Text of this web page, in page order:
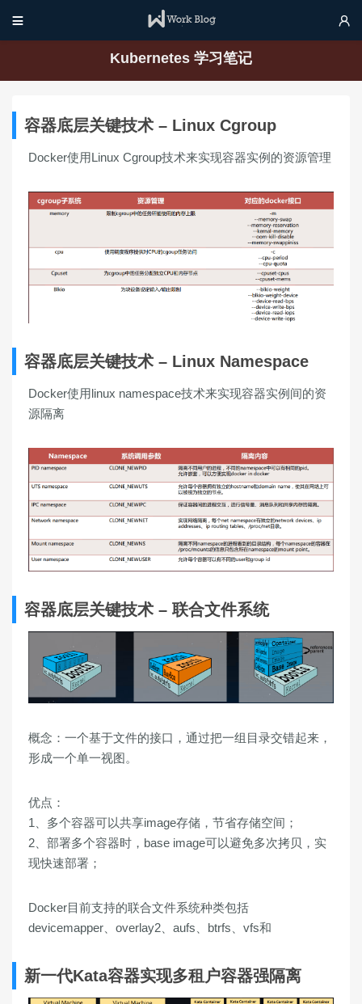
 
Kubernetes 学习笔记
容器底层关键技术 – Linux Cgroup
Docker使用Linux Cgroup技术来实现容器实例的资源管理
容器底层关键技术 – Linux Namespace
Docker使用linux namespace技术来实现容器实例间的资
源隔离
容器底层关键技术 – 联合文件系统
概念：一个基于文件的接口，通过把一组目录交错起来，
形成一个单一视图。
优点：
1、多个容器可以共享image存储，节省存储空间；
2、部署多个容器时，base image可以避免多次拷贝，实
现快速部署；
Docker目前支持的联合文件系统种类包括
devicemapper、overlay2、aufs、btrfs、vfs和
新一代Kata容器实现多租户容器强隔离